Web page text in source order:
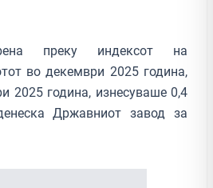
преку индексот на
во декември 2025 година,
2025 година, изнесуваше 0,4
Државниот завод за